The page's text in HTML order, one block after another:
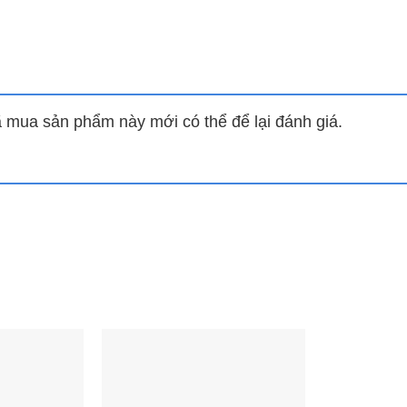
cân bằng độ sáng tối hài hòa hơn, làm nổi bật chi
Extreme giúp hình ảnh rực rỡ hơn nhờ mở rộng
sai lệch màu khi quan sát ở nhiều góc độ.
giảm ánh sáng xanh (Low Blue Light) và chống
lâu dài, nhất là trẻ nhỏ và người lớn tuổi.
sản phẩm này mới có thể để lại đánh giá.